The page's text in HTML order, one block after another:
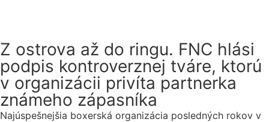
Z ostrova až do ringu. FNC hlási
podpis kontroverznej tváre, ktorú
v organizácii privíta partnerka
známeho zápasníka
Najúspešnejšia boxerská organizácia posledných rokov v